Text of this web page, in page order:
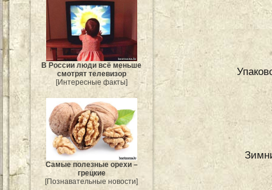
В России люди всё меньше
смотрят телевизор
[Интересные факты]
Самые полезные орехи –
грецкие
[Познавательные новости]